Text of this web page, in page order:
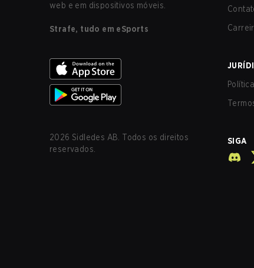
web e em dispositivos móveis.
Strafe, tudo em eSports
2026 Sidledes AB. Todos os direitos
reservados.
SIGA